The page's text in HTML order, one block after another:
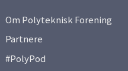
Om Polyteknisk Forening
Partnere
#PolyPod